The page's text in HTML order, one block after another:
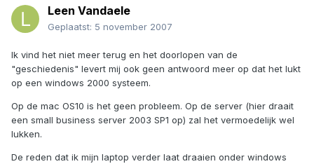
Leen Vandaele
Geplaatst: 5 november 2007
Ik vind het niet meer terug en het doorlopen van de
"geschiedenis" levert mij ook geen antwoord meer op dat het lukt
op een windows 2000 systeem.
Op de mac OS10 is het geen probleem. Op de server (hier draait
een small business server 2003 SP1 op) zal het vermoedelijk wel
lukken.
De reden dat ik mijn laptop verder laat draaien onder windows